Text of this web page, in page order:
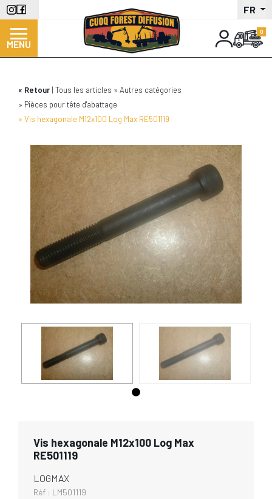
Aller
au
contenu
principal
FR
MENU
Retour Tous les articles
Autres catégories
Pièces pour tête d'abattage
Vis hexagonale M12x100 Log Max RE501119
Vis hexagonale M12x100 Log Max
RE501119
LOGMAX
Réf : LM501119